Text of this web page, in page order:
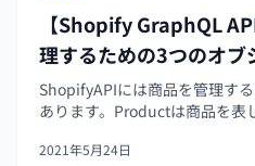
【Shopify GraphQL
理するための3つのオブ
ShopifyAPIには商品を管理す
あります。Productは商品を
リーです。関係図はこちらです。
2021年5月24日